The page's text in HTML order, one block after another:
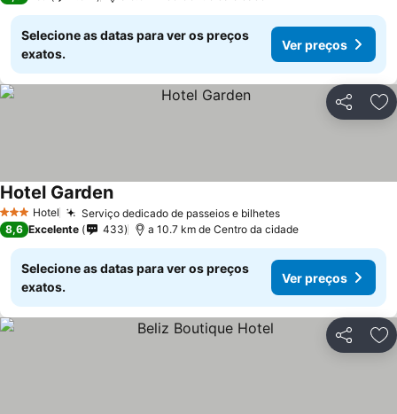
Selecione as datas para ver os preços
exatos.
Ver preços
Partilhar
3 EstrelasHotel Serviço dedicado de passeios e bilhetesVer preços
Hotel GardenVer preços
8,6 Excelente 433 a 10.7 km de Centro da cidade
Selecione as datas para ver os preços
exatos.
Ver preços
Partilhar